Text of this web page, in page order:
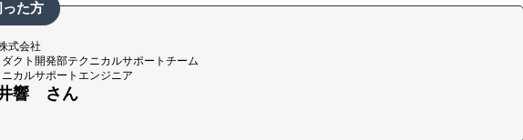
た方
式会社
ダクト開発部テクニカルサポートチーム
カルサポートエンジニア
響 さん